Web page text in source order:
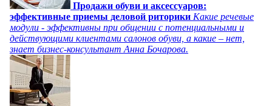
Продажи обуви и аксессуаров:
эффективные приемы деловой риторики Какие речевые
модули - эффективны при общении с потенциальными и
действующими клиентами салонов обуви, а какие – нет,
знает бизнес-консультант Анна Бочарова.